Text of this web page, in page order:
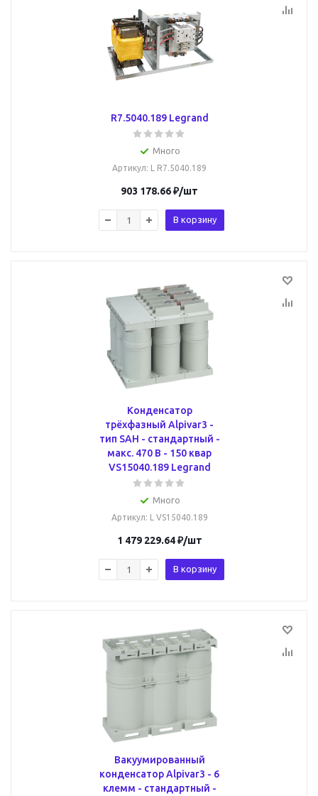
R7.5040.189 Legrand
Много
Артикул: L R7.5040.189
903 178.66₽/шт
В корзину
Конденсатор
трёхфазный Alpivar3 -
тип SAH - стандартный -
макс. 470 В - 150 квар
VS15040.189 Legrand
Много
Артикул: L VS15040.189
1 479 229.64₽/шт
В корзину
Вакуумированный
конденсатор Alpivar3 - 6
клемм - стандартный -